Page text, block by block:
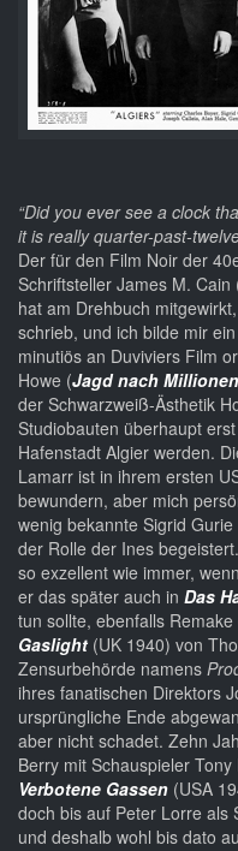
“Did you ever see a clock
it is really quarter-past-
Der für den Film Noir der
Schriftsteller James M. Cain
hat am Drehbuch
schrieb, und ich bilde mir
minutiös an Duviviers Film
Howe (Jagd nach Millionen
der Schwarzweiß-Ästhetik
Studiobauten überhaupt
Hafenstadt Algier werden.
Lamarr ist in ihrem ersten
bewundern, aber mich
wenig bekannte Sigrid
der Rolle der Ines
so exzellent wie immer,
er das später auch in Das
tun sollte, ebenfalls
Gaslight (UK 1940) von
Zensurbehörde namens
ihres fanatischen Direktors
ursprüngliche Ende
aber nicht schadet. Zehn
Berry mit Schauspieler
Verbotene Gassen (USA
doch bis auf Peter Lorre als
und deshalb wohl bis dato